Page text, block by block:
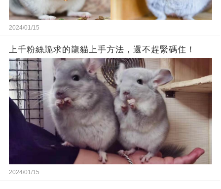
2024/01/15
上千粉絲跪求的龍貓上手方法，還不趕緊碼住！
2024/01/15